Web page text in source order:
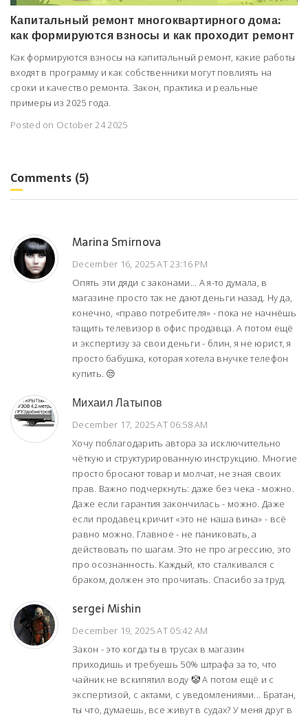
Капитальный ремонт многоквартирного дома:
как формируются взносы и как проходит ремонт
Как формируются взносы на капитальный ремонт, какие работы
входят в программу и как собственники могут повлиять на
сроки и качество ремонта. Закон, практика и реальные
примеры из 2025 года.
Posted on October 24 2025
Comments (5)
Marina Smirnova
December 16, 2025 AT 23:16 PM
Опять эти дяди с законами... А я-то думала, в
магазине просто так не дают деньги назад. Ну да,
конечно, «право потребителя» - пока не начнёшь
тащить телевизор в офис продавца. А потом ещё
и экспертизу за свои деньги - блин, я не юрист, я
просто бабушка, которая хотела внучке телефон
купить. 😒
Михаил Латыпов
December 17, 2025 AT 06:58 AM
Хочу поблагодарить автора за исключительно
чёткую и структурированную инструкцию. Многие
просто бросают товар и молчат, не зная своих
прав. Важно подчеркнуть: даже без чека - можно.
Даже если гарантия закончилась - можно. Даже
если продавец кричит «это не наша вина» - всё
равно можно. Главное - не паниковать, а
действовать по шагам. Это не про агрессию, это
про осознанность. Каждый, кто сталкивался с
браком, должен это прочитать. Спасибо за труд.
sergei Mishin
December 19, 2025 AT 05:42 AM
Закон - это когда ты в трусах в магазин
приходишь и требуешь 50% штрафа за то, что
чайник не вскипятил воду 🤡 А потом ещё и с
экспертизой, с актами, с уведомлениями... Братан,
ты что, думаешь, все живут в судах? У меня друг в